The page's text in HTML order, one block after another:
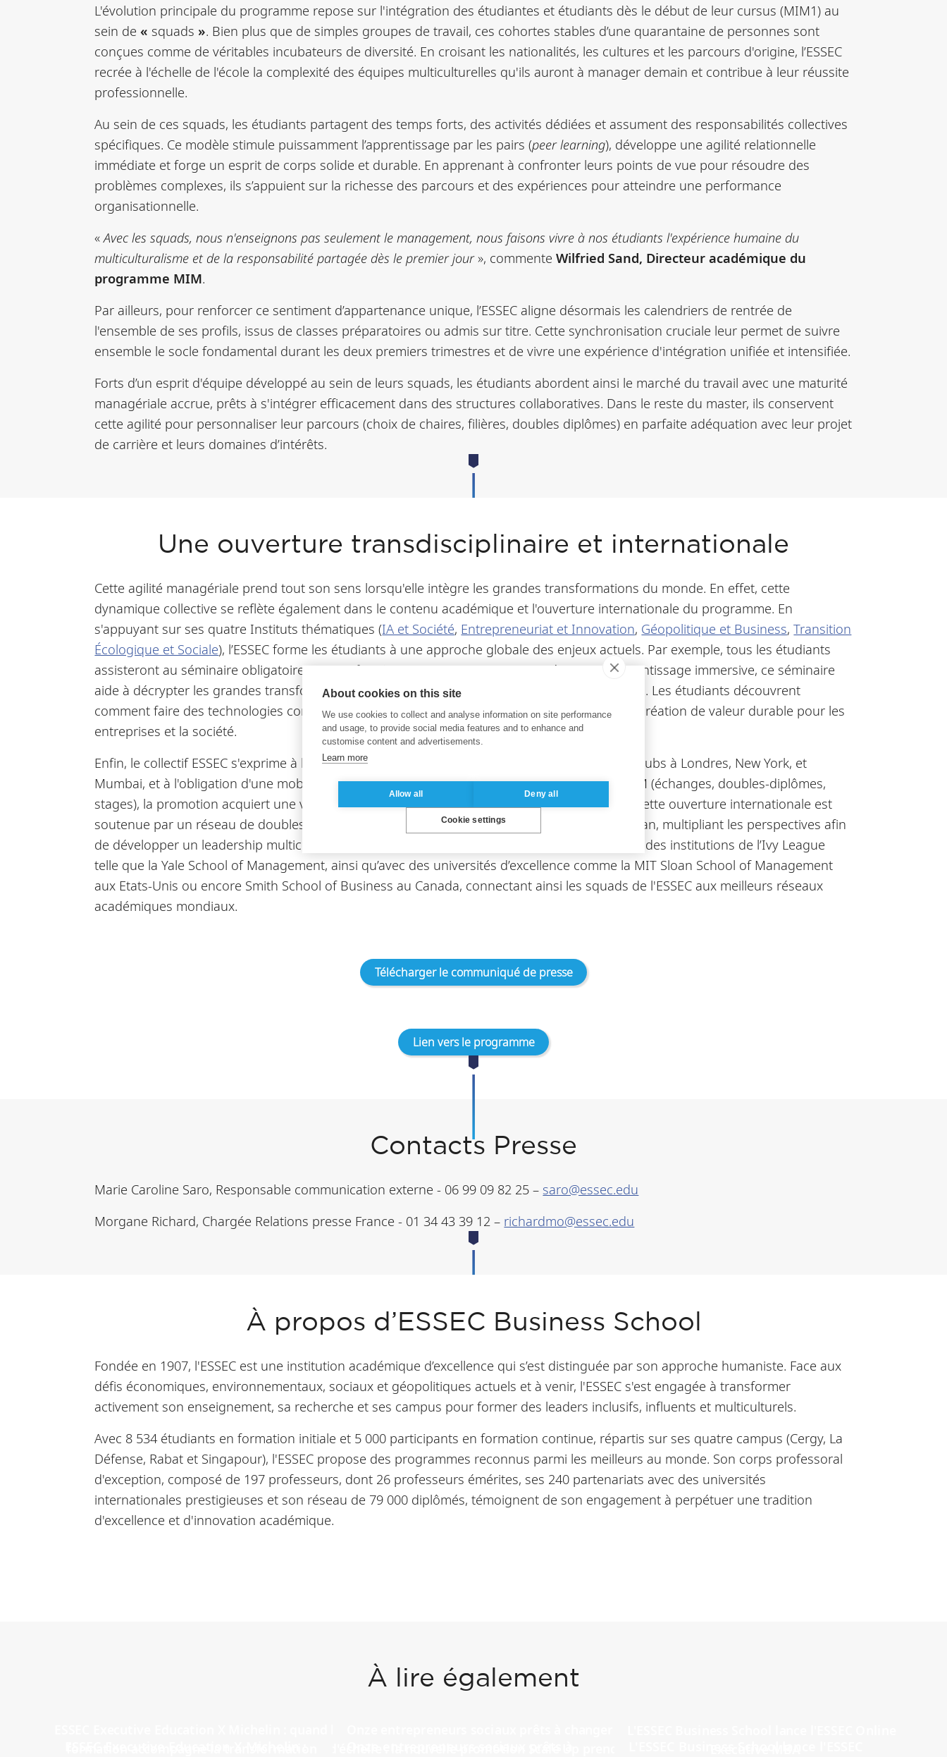
L'évolution principale du programme repose sur l'intégration des étudiantes et étudiants dès le début de leur cursus (MIM1) au
sein de « squads ». Bien plus que de simples groupes de travail, ces cohortes stables d’une quarantaine de personnes sont
conçues comme de véritables incubateurs de diversité. En croisant les nationalités, les cultures et les parcours d'origine, l’ESSEC
recrée à l'échelle de l'école la complexité des équipes multiculturelles qu'ils auront à manager demain et contribue à leur réussite
professionnelle.
Au sein de ces squads, les étudiants partagent des temps forts, des activités dédiées et assument des responsabilités collectives
spécifiques. Ce modèle stimule puissamment l’apprentissage par les pairs (peer learning), développe une agilité relationnelle
immédiate et forge un esprit de corps solide et durable. En apprenant à confronter leurs points de vue pour résoudre des
problèmes complexes, ils s’appuient sur la richesse des parcours et des expériences pour atteindre une performance
organisationnelle.
«Avec les squads, nous n'enseignons pas seulement le management, nous faisons vivre à nos étudiants l'expérience humaine du
multiculturalisme et de la responsabilité partagée dès le premier jour», commenteWilfried Sand, Directeur académique du
programme MIM.
Par ailleurs, pour renforcer ce sentiment d’appartenance unique, l’ESSEC aligne désormais les calendriers de rentrée de
l'ensemble de ses profils, issus de classes préparatoires ou admis sur titre. Cette synchronisation cruciale leur permet de suivre
ensemble le socle fondamental durant les deux premiers trimestres et de vivre une expérience d'intégration unifiée et intensifiée.
Forts d’un esprit d'équipe développé au sein de leurs squads, les étudiants abordent ainsi le marché du travail avec une maturité
managériale accrue, prêts à s'intégrer efficacement dans des structures collaboratives. Dans le reste du master, ils conservent
cette agilité pour personnaliser leur parcours (choix de chaires, filières, doubles diplômes) en parfaite adéquation avec leur projet
de carrière et leurs domaines d’intérêts.
Une ouverture transdisciplinaire et internationale
Cette agilité managériale prend tout son sens lorsqu'elle intègre les grandes transformations du monde. En effet, cette
dynamique collective se reflète également dans le contenu académique et l'ouverture internationale du programme. En
s'appuyant sur ses quatre Instituts thématiques (IA et Société, Entrepreneuriat et Innovation, Géopolitique et Business,Transition
Écologique et Sociale), l’ESSEC forme les étudiants à une approche globale des enjeux actuels. Par exemple, tous les étudiants
assisteront au séminaire obligatoire
Future of Business. Conçu comme une expérience d'apprentissage immersive, ce séminaire
aide à décrypter les grandes transformations qui redéfinissent l'économie et les organisations. Les étudiants découvrent
comment faire des technologies comme l'IA un levier stratégique et éthique, au service de la création de valeur durable pour les
entreprises et la société.
Enfin, le collectif ESSEC s'exprime à l'échelle mondiale. Grâce à
de ses hubs à Londres, New York, et
Mumbai, et à l'obligation d'une mobilité académique internationale pour des étudiants du MIM (échanges, doubles-diplômes,
stages), la promotion acquiert une vision globale des dynamiques collaboratives mondiales. Cette ouverture internationale est
soutenue par un réseau de doubles-diplômes et de partenariats internationaux de premier plan, multipliant les perspectives afin
de développer un leadership multiculturel. En témoignent les doubles-diplômes conclus avec des institutions de l’Ivy League
telle que la Yale School of Management, ainsi qu’avec des universités d’excellence comme la MIT Sloan School of Management
aux Etats-Unis ou encore Smith School of Business au Canada, connectant ainsi les squads de l'ESSEC aux meilleurs réseaux
académiques mondiaux.
Télécharger le communiqué de presse
Lien vers le programme
Contacts Presse
Marie Caroline Saro, Responsable communication externe - 06 99 09 82 25 – saro@essec.edu
Morgane Richard, Chargée Relations presse France - 01 34 43 39 12 – richardmo@essec.edu
À propos d’ESSEC Business School
Fondée en 1907, l'ESSEC est une institution académique d’excellence qui s’est distinguée par son approche humaniste. Face aux
défis économiques, environnementaux, sociaux et géopolitiques actuels et à venir, l'ESSEC s'est engagée à transformer
activement son enseignement, sa recherche et ses campus pour former des leaders inclusifs, influents et multiculturels.
Avec 8 534 étudiants en formation initiale et 5 000 participants en formation continue, répartis sur ses quatre campus (Cergy, La
Défense, Rabat et Singapour), l'ESSEC propose des programmes reconnus parmi les meilleurs au monde. Son corps professoral
d'exception, composé de 197 professeurs, dont 26 professeurs émérites, ses 240 partenariats avec des universités
internationales prestigieuses et son réseau de 79 000 diplômés, témoignent de son engagement à perpétuer une tradition
d'excellence et d'innovation académique.
À lire également
About cookies on this site
We use cookies to collect and analyse information on site performance
and usage, to provide social media features and to enhance and
customise content and advertisements.
Learn more
Allow all Deny all
Cookie settings